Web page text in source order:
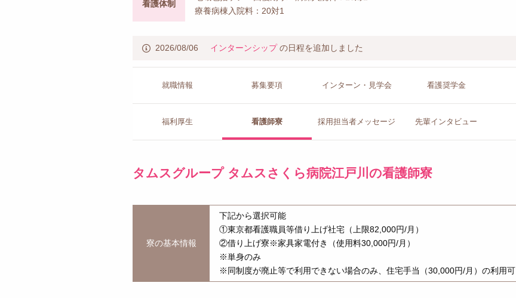
看護体制
療養病棟入院料：20対1
2026/08/06 インターンシップ の日程を追加しました
就職情報 募集要項 インターン ・見学会 看護奨学金
福利厚生 看護師寮 採用担当者メッセージ 先輩イン タビュー
タムスグループ タムスさくら病院江戸川の看護師寮
寮の基本情報
下記から選択可能
①東京都看護職員等借り上げ社宅（上限82,000円/月）
②借り上げ寮※家具家電付き（使用料30,000円/月）
※単身のみ
※同制度が廃止等で利用できない場合のみ、住宅手当（30,000円/月）の利用可